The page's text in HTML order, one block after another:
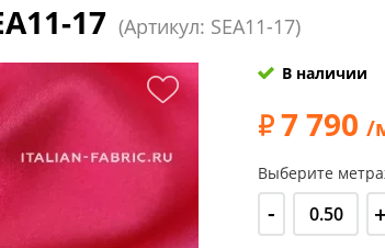
17 (Артикул: SEA11-17)
В наличии
7 790 /
Выберите
- +